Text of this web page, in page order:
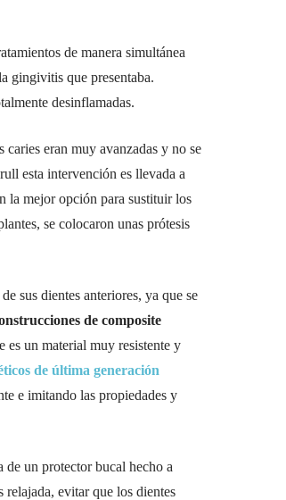
de manera simultánea
gingivitis que presentaba.
desinflamadas.
caries eran muy avanzadas y no se
esta intervención es llevada a
la mejor opción para sustituir los
se colocaron unas prótesis
sus dientes anteriores, ya que se
de composite
es un material muy resistente y
de última generación
e imitando las propiedades y
de un protector bucal hecho a
evitar que los dientes